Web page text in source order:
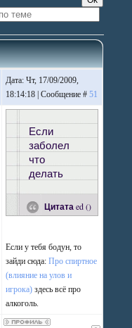
Дата: Чт, 17/09/2009,
18:14:18 | Сообщение #51
Цитата ed()
Если
заболел
что
делать
Если у тебя бодун, то
зайди сюда:Про спиртное
(влияние на улов и
игрока) здесь всё про
алкоголь.